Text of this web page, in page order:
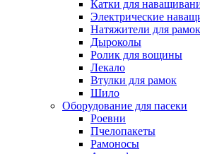
Катки для
Электрические
Натяжители для рамок
Дыроколы
Ролик для вощины
Лекало
Втулки для рамок
Шило
Оборудование для пасеки
Роевни
Пчелопакеты
Рамоносы